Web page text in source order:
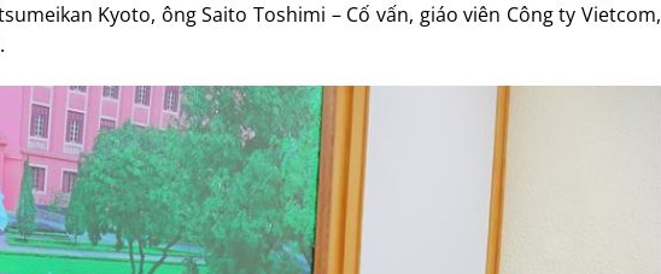
Kyoto, ông Saito Toshimi – Cố vấn, giáo viên Công ty Vietcom,